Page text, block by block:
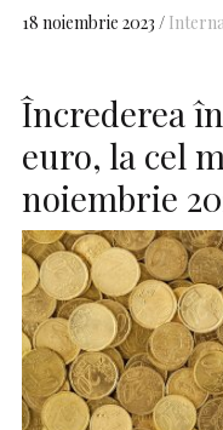
18 noiembrie 2023
Încrederea
euro, la cel
noiembrie